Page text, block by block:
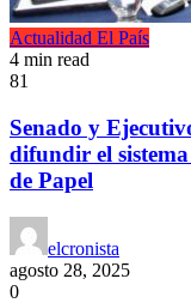
Actualidad El País
4 min read
81
Senado y
difundir el
de Papel
elcronista
agosto 28, 2025
0